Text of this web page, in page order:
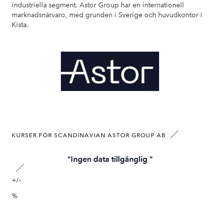
industriella segment. Astor Group har en internationell
marknadsnärvaro, med grunden i Sverige och huvudkontor i
Kista.
KURSER FÖR SCANDINAVIAN ASTOR GROUP AB
"Ingen data tillgänglig "
+/-
%